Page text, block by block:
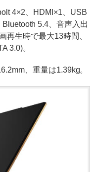
4×2、HDMI×1、USB
5.4、音声入出
再生時で最大13時間、
3.0)。
、重量は1.39kg。